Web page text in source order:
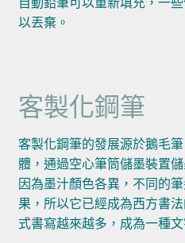
以丟棄。
客製化鋼筆
客製化鋼筆的發展源於鵝毛
體，通過空心筆筒儲墨裝置
因為墨汁顏色各異，不同的
果，所以它已經成為西方書
式書寫越來越多，成為一種